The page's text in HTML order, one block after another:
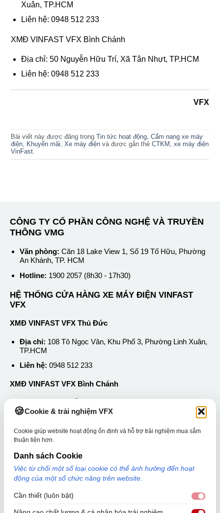
Cookie & trải nghiệm VFX
Cookie giúp website hoạt động ổn định và hỗ trợ trải nghiệm mua sắm
thuận tiện hơn.
Danh sách Cookie
Việc từ chối một số loại cookie có thể ảnh hưởng đến hoạt
động của một số chức năng trên website.
Cần thiết (luôn bật)
Xuân, TP.HCM
Liên hệ: 0948 512 233
XMĐ VINFAST VFX Bình Chánh
Địa chỉ: 50 Nguyễn Hữu Trí, Xã Tân Nhựt, TP.HCM
Liên hệ: 0948 512 233
VFX
Bài viết này được đăng trong Tin tức hoạt động, Cẩm nang xe máy
điện, Khuyến mãi, Xe máy điện và được gắn thẻ CTKM , xe máy điện
VinFast.
CÔNG TY CỔ PHẦN CÔNG NGHỆ VÀ TRUYỀN
THÔNG VMG
Văn phòng: Căn 18 Lake View 1, Số 19 Tố Hữu, Phường
An Khánh, TP. HCM
Hotline: 1900 2057 (8h30 - 17h30)
HỆ THỐNG CỬA HÀNG XE MÁY ĐIỆN VINFAST
VFX
XMĐ VINFAST VFX Thủ Đức
Địa chỉ: 108 Tô Ngọc Vân, Khu Phố 3, Phường Linh Xuân,
TP.HCM
Liên hệ: 0948 512 233
XMĐ VINFAST VFX Bình Chánh
Liên hệ:
0889 252 233
Thông tin về VFX
Liên hệ
Hệ thống cửa hàng